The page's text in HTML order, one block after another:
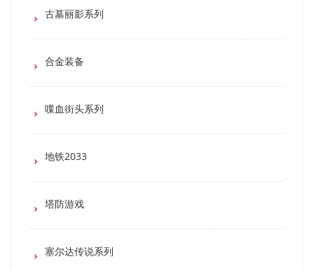
古墓丽影系列
合金装备
喋血街头系列
地铁2033
塔防游戏
塞尔达传说系列